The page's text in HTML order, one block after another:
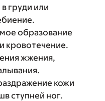
груди или
образование
кровотечение.
жжения,
кожи
ступней ног.